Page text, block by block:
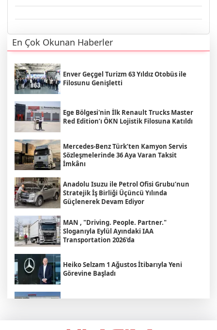
En Çok Okunan Haberler
Enver Geçgel Turizm 63 Yıldız Otobüs ile
Filosunu Genişletti
Ege Bölgesi'nin İlk Renault Trucks Master
Red Edition’ı ÖKN Lojistik Filosuna Katıldı
Mercedes-Benz Türk’ten Kamyon Servis
Sözleşmelerinde 36 Aya Varan Taksit
İmkânı
Anadolu Isuzu ile Petrol Ofisi Grubu’nun
Stratejik İş Birliği Üçüncü Yılında
Güçlenerek Devam Ediyor
MAN , "Driving. People. Partner."
Sloganıyla Eylül Ayındaki IAA
Transportation 2026'da
Heiko Selzam 1 Ağustos İtibarıyla Yeni
Görevine Başladı